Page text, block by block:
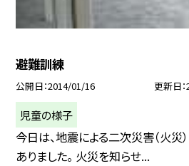
避難訓練
公開日 2014/01/16 更新日
児童の様子
今日は、地震による二次災害（火
ありました。 火災を知らせ...